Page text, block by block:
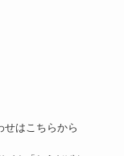
せはこちらから